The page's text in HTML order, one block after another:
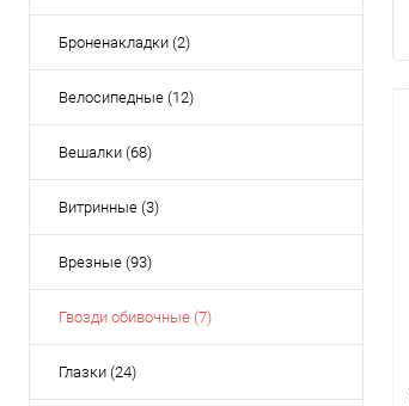
Броненакладки (2)
Велосипедные (12)
Вешалки (68)
Витринные (3)
Врезные (93)
Гвозди обивочные (7)
Глазки (24)